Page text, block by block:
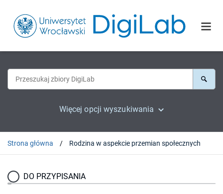
Więcej opcji wyszukiwania
Strona główna Rodzina w aspekcie przemian społecznych
DO PRZYPISANIA